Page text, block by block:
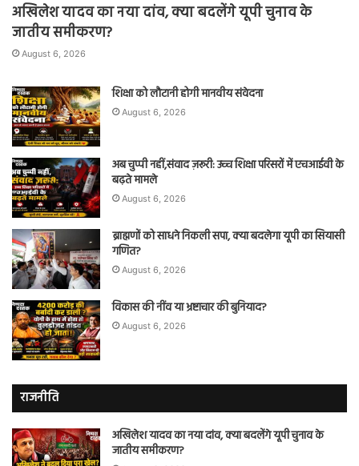
अखिलेश यादव का नया दांव, क्या बदलेंगे यूपी चुनाव के
जातीय समीकरण?
August 6, 2026
शिक्षा को लौटानी होगी मानवीय संवेदना
August 6, 2026
अब चुप्पी नहीं,संवाद ज़रूरी: उच्च शिक्षा परिसरों में एचआईवी के
बढ़ते मामले
August 6, 2026
ब्राह्मणों को साधने निकली सपा, क्या बदलेगा यूपी का सियासी
गणित?
August 6, 2026
विकास की नींव या भ्रष्टाचार की बुनियाद?
August 6, 2026
राजनीति
अखिलेश यादव का नया दांव, क्या बदलेंगे यूपी चुनाव के
जातीय समीकरण?